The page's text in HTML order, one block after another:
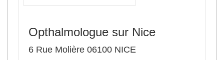
Opthalmologue sur Nice
6 Rue Molière 06100 NICE